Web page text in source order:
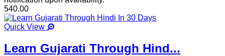
540.00
Quick View
Learn Gujarati Through Hind...